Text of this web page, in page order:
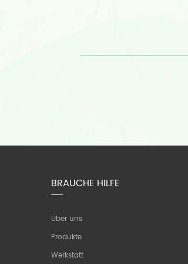
BRAUCHE HILFE
Über uns
Produkte
Werkstatt